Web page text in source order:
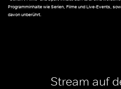
Programminhalte wie Serien, Filme und Live-Events,
davon unberührt.
Stream auf